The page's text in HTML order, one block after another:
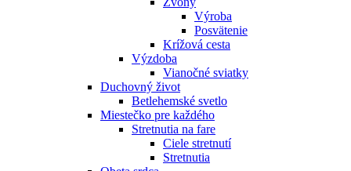
Výroba
Posvätenie
Krížová cesta
Výzdoba
Vianočné sviatky
Duchovný život
Betlehemské svetlo
Miestečko pre každého
Stretnutia na fare
Ciele stretnutí
Stretnutia